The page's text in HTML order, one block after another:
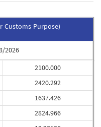
Customs Purpose)
2026
2100.000
2420.292
1637.426
2824.966